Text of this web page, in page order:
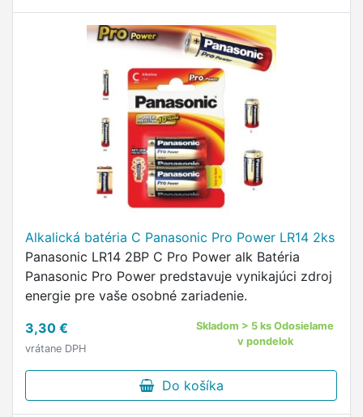
Alkalická batéria C Panasonic Pro Power LR14 2ks
Panasonic LR14 2BP C Pro Power alk Batéria
Panasonic Pro Power predstavuje vynikajúci zdroj
energie pre vaše osobné zariadenie.
3,30 €
vrátane DPH
Skladom > 5 ks Odosielame
v pondelok
Do košíka